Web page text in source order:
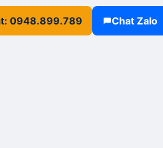
0948.899.789 Chat Zalo